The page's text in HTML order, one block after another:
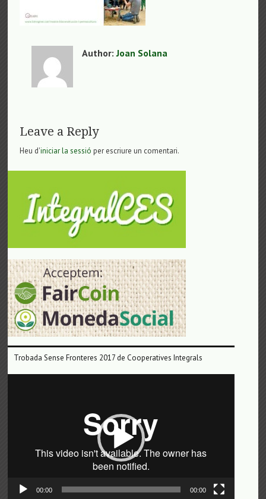
Author:Joan Solana
Leave a Reply
Heu d'iniciar la sessió per escriure un comentari.
Trobada Sense Fronteres 2017 de Cooperatives Integrals
00:00 00:00